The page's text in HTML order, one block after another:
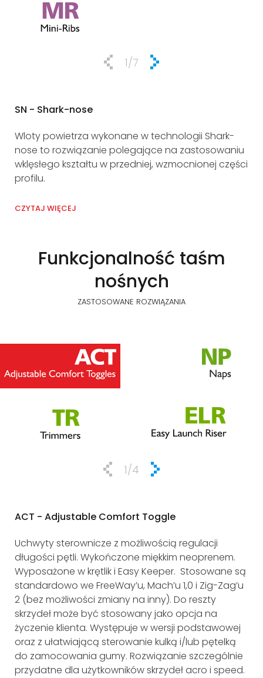
1/7
SN - Shark-nose
Wloty powietrza wykonane w technologii Shark-
nose to rozwiązanie polegające na zastosowaniu
wklęsłego kształtu w przedniej, wzmocnionej części
profilu.
CZYTAJ WIĘCEJ
Funkcjonalność taśm
nośnych
ZASTOSOWANE ROZWIĄZANIA
1/4
ACT - Adjustable Comfort Toggle
Uchwyty sterownicze z możliwością regulacji
długości pętli. Wykończone miękkim neoprenem.
Wyposażone w krętlik i Easy Keeper. Stosowane są
standardowo we FreeWay’u, Mach’u 1,0 i Zig-Zag’u
2 (bez możliwości zmiany na inny). Do reszty
skrzydeł może być stosowany jako opcja na
życzenie klienta. Występuje w wersji podstawowej
oraz z ułatwiającą sterowanie kulką i/lub pętelką
do zamocowania gumy. Rozwiązanie szczególnie
przydatne dla użytkowników skrzydeł acro i speed.